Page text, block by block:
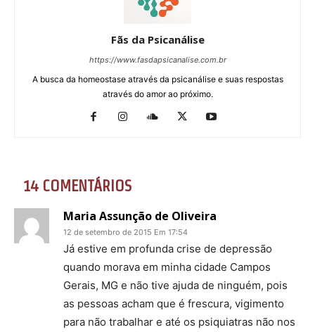
Fãs da Psicanálise
https://www.fasdapsicanalise.com.br
A busca da homeostase através da psicanálise e suas respostas
através do amor ao próximo.
14 COMENTÁRIOS
Maria Assunção de Oliveira
12 de setembro de 2015 Em 17:54
Já estive em profunda crise de depressão
quando morava em minha cidade Campos
Gerais, MG e não tive ajuda de ninguém, pois
as pessoas acham que é frescura, vigimento
para não trabalhar e até os psiquiatras não nos